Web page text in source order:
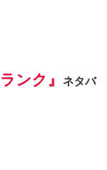
ンク』
ネタバ